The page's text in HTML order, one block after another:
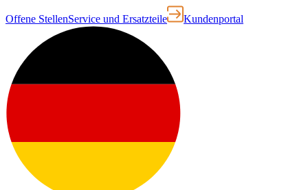
Offene StellenService und Ersatzteile Kundenportal